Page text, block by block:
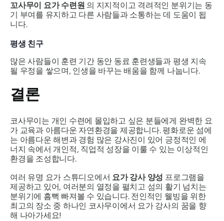
꼬사무이 요가 수련원 의 지지적이고 격려적인 분위기는 동
기 부여를 유지하고 다른 사람들과 소통하는 데 도움이 됩
니다.
평생 친구
많은 사람들이 훈련 기간 동안 동료 훈련생들과 평생 지속
될 우정을 쌓으며, 인생을 바꾸는 배움을 함께 나눕니다.
결론
코사무이는 개인 수련에 몰입하고 싶은 분들에게 완벽한 요
가 교육과 아름다운 자연환경을 제공합니다. 평화로운 섬에
는 아름다운 해변과 경험 많은 강사진이 있어 긍정적인 에
너지 속에서 개인적, 직업적 성장을 이룰 수 있는 이상적인
환경을 조성합니다.
여러 유명 요가 스튜디오에서 요가 강사 양성 프로그램을
제공하고 있어, 여러분의 열정을 펼치고 섬의 활기 넘치는
분위기에 흠뻑 빠져볼 수 있습니다. 전인적인 웰빙을 위한
최고의 장소 중 하나인 코사무이에서 요가 강사의 꿈을 향
해 나아가세요!